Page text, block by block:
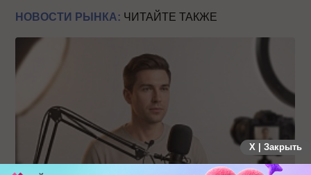
НОВОСТИ РЫНКА: ЧИТАЙТЕ ТАКЖЕ
X | Закрыть